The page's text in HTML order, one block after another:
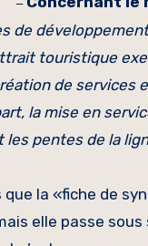
–
de
touristique
de services
la mise en
pentes de la
la «fiche de
elle passe